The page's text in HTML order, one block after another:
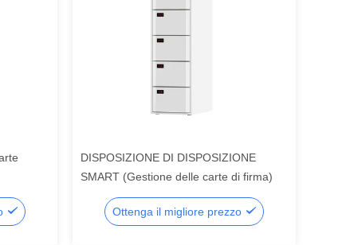
DISPOSIZIONE DI DISPOSIZIONE
SMART (Gestione delle carte di firma)
Ottenga il migliore prezzo